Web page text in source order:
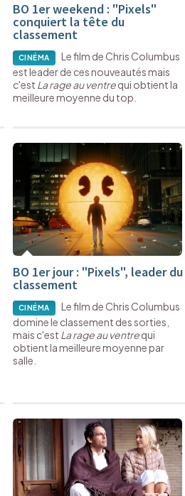
BO 1er weekend : "Pixels"
conquiert la tête du
classement
CINÉMA
Le film de Chris Columbus
est leader de ces nouveautés mais
c'est La rage au ventrequi obtient la
meilleure moyenne du top.
BO 1er jour : "Pixels", leader du
classement
CINÉMA
Le film de Chris Columbus
domine le classement des sorties,
mais c'est La rage au ventrequi
obtient la meilleure moyenne par
salle.